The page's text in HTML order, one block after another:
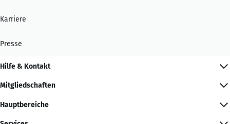
Karriere
Presse
Hilfe & Kontakt
Mitgliedschaften
Hauptbereiche